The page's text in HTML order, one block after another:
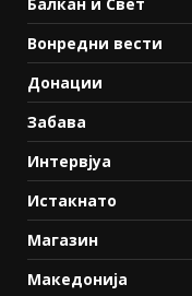
Вонредни вести
Донации
Забава
Интервјуа
Истакнато
Магазин
Македонија